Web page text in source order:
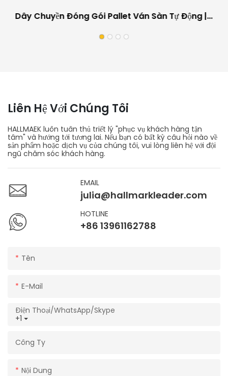
Dây Chuyền Đóng Gói Pallet Ván Sàn Tự Động |
Liên Hệ Với Chúng Tôi
HALLMAEK luôn tuân thủ triết lý "phục vụ khách hàng tận
tâm" và hướng tới tương lai. Nếu bạn có bất kỳ câu hỏi nào về
sản phẩm hoặc dịch vụ của chúng tôi, vui lòng liên hệ với đội
ngũ chăm sóc khách hàng.
EMAIL
julia@hallmarkleader.com
HOTLINE
+86 13961162788
Tên
E-Mail
+1
Điện Thoại/WhatsApp/Skype
Công Ty
Nội Dung